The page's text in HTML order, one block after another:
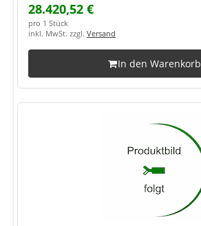
28.420,52 €
pro 1 Stück
inkl. MwSt. zzgl. Versand
In den Warenkorb